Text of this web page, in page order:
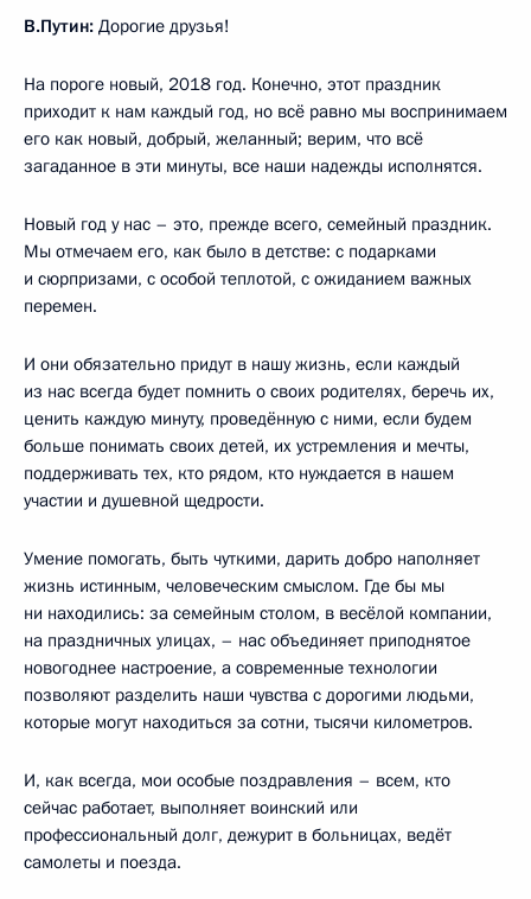
В.Путин: Дорогие друзья!
На пороге новый, 2018 год. Конечно, этот праздник
приходит к нам каждый год, но всё равно мы воспринимаем
его как новый, добрый, желанный; верим, что всё
загаданное в эти минуты, все наши надежды исполнятся.
Новый год у нас – это, прежде всего, семейный праздник.
Мы отмечаем его, как было в детстве: с подарками
и сюрпризами, с особой теплотой, с ожиданием важных
перемен.
И они обязательно придут в нашу жизнь, если каждый
из нас всегда будет помнить о своих родителях, беречь их,
ценить каждую минуту, проведённую с ними, если будем
больше понимать своих детей, их устремления и мечты,
поддерживать тех, кто рядом, кто нуждается в нашем
участии и душевной щедрости.
Умение помогать, быть чуткими, дарить добро наполняет
жизнь истинным, человеческим смыслом. Где бы мы
ни находились: за семейным столом, в весёлой компании,
на праздничных улицах, – нас объединяет приподнятое
новогоднее настроение, а современные технологии
позволяют разделить наши чувства с дорогими людьми,
которые могут находиться за сотни, тысячи километров.
И, как всегда, мои особые поздравления – всем, кто
сейчас работает, выполняет воинский или
профессиональный долг, дежурит в больницах, ведёт
самолеты и поезда.